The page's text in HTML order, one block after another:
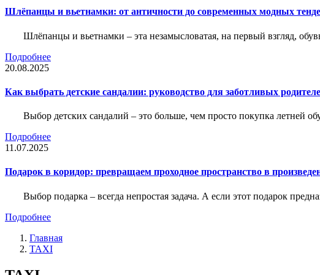
Шлёпанцы и вьетнамки: от античности до современных модных
Шлёпанцы и вьетнамки – эта незамысловатая, на первый взгляд,
Подробнее
20.08.2025
Как выбрать детские сандалии: руководство для заботливых
Выбор детских сандалий – это больше, чем просто покупка летней
Подробнее
11.07.2025
Подарок в коридор: превращаем проходное пространство в
Выбор подарка – всегда непростая задача. А если этот подарок
Подробнее
Главная
TAXI